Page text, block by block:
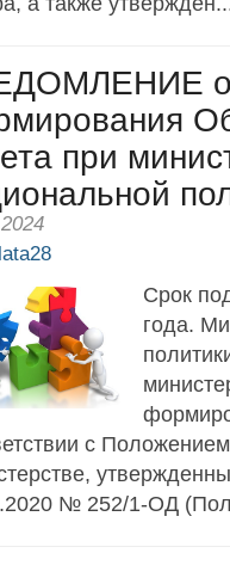
о
при
Срок
года.
с
№ 252/1-ОД